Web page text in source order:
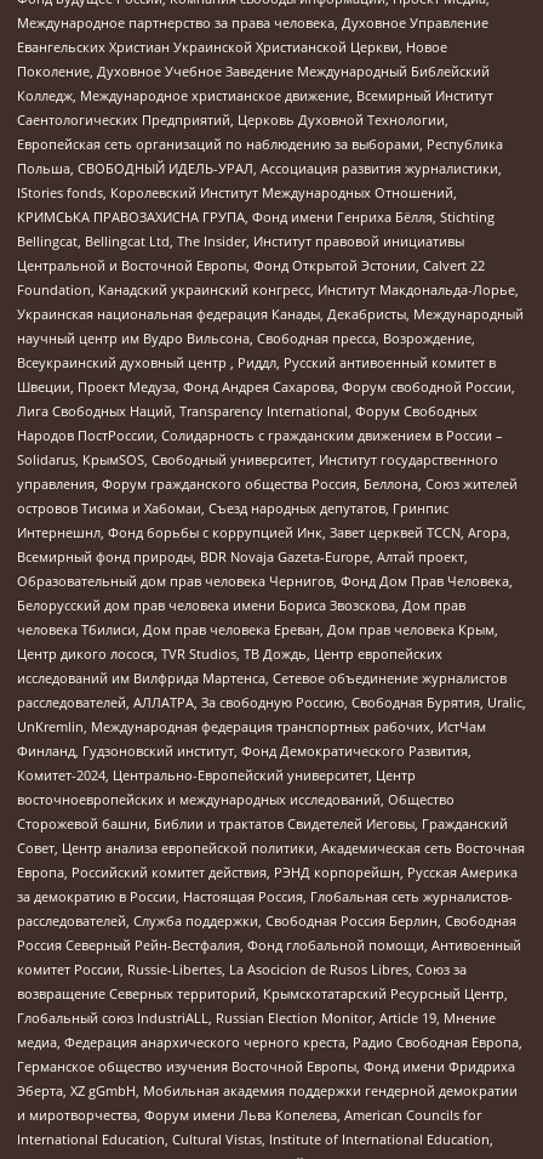
Международное партнерство за права человека, Духовное Управление
Евангельских Христиан Украинской Христианской Церкви, Новое
Поколение, Духовное Учебное Заведение Международный Библейский
Колледж, Международное христианское движение, Всемирный Институт
Саентологических Предприятий, Церковь Духовной Технологии,
Европейская сеть организаций по наблюдению за выборами, Республика
Польша, СВОБОДНЫЙ ИДЕЛЬ-УРАЛ, Ассоциация развития журналистики,
IStories fonds, Королевский Институт Международных Отношений,
КРИМСЬКА ПРАВОЗАХИСНА ГРУПА, Фонд имени Генриха Бёлля, Stichting
Bellingcat, Bellingcat Ltd, The Insider, Институт правовой инициативы
Центральной и Восточной Европы, Фонд Открытой Эстонии, Calvert 22
Foundation, Канадский украинский конгресс, Институт Макдональда-Лорье,
Украинская национальная федерация Канады, Декабристы, Международный
научный центр им Вудро Вильсона, Свободная пресса, Возрождение,
Всеукраинский духовный центр , Риддл, Русский антивоенный комитет в
Швеции, Проект Медуза, Фонд Андрея Сахарова, Форум свободной России,
Лига Свободных Наций, Transparеncy International, Форум Свободных
Народов ПостРоссии, Солидарность с гражданским движением в России –
Solidarus, КрымSOS, Свободный университет, Институт государственного
управления, Форум гражданского общества Россия, Беллона, Союз жителей
островов Тисима и Хабомаи, Съезд народных депутатов, Гринпис
Интернешнл, Фонд борьбы с коррупцией Инк, Завет церквей TCCN, Агора,
Всемирный фонд природы, BDR Novaja Gazeta-Europe, Алтай проект,
Образовательный дом прав человека Чернигов, Фонд Дом Прав Человека,
Белорусский дом прав человека имени Бориса Звозскова, Дом прав
человека Тбилиси, Дом прав человека Ереван, Дом прав человека Крым,
Центр дикого лосося, TVR Studios, ТВ Дождь, Центр европейских
исследований им Вилфрида Мартенса, Сетевое объединение журналистов
расследователей, АЛЛАТРА, За свободную Россию, Свободная Бурятия, Uralic,
UnKremlin, Международная федерация транспортных рабочих, ИстЧам
Финланд, Гудзоновский институт, Фонд Демократического Развития,
Комитет-2024, Центрально-Европейский университет, Центр
восточноевропейских и международных исследований, Общество
Сторожевой башни, Библии и трактатов Свидетелей Иеговы, Гражданский
Совет, Центр анализа европейской политики, Академическая сеть Восточная
Европа, Российский комитет действия, РЭНД корпорейшн, Русская Америка
за демократию в России, Настоящая Россия, Глобальная сеть журналистов-
расследователей, Служба поддержки, Свободная Россия Берлин, Свободная
Россия Северный Рейн-Вестфалия, Фонд глобальной помощи, Антивоенный
комитет России, Russie-Libertes, La Asocicion de Rusos Libres, Союз за
возвращение Северных территорий, Крымскотатарский Ресурсный Центр,
Глобальный союз IndustriALL, Russian Election Monitor, Article 19, Мнение
медиа, Федерация анархического черного креста, Радио Свободная Европа,
Германское общество изучения Восточной Европы, Фонд имени Фридриха
Эберта, XZ gGmbH, Мобильная академия поддержки гендерной демократии
и миротворчества, Форум имени Льва Копелева, American Councils for
International Education, Cultural Vistas, Institute of International Education,